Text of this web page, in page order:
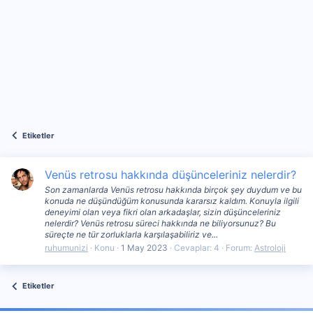
Etiketler
Venüs retrosu hakkında düşünceleriniz nelerdir?
Son zamanlarda Venüs retrosu hakkında birçok şey duydum ve bu
konuda ne düşündüğüm konusunda kararsız kaldım. Konuyla ilgili
deneyimi olan veya fikri olan arkadaşlar, sizin düşünceleriniz
nelerdir? Venüs retrosu süreci hakkında ne biliyorsunuz? Bu
süreçte ne tür zorluklarla karşılaşabiliriz ve...
ruhumunizi
Konu 1 May 2023 Cevaplar: 4 Forum: Astroloji
Etiketler